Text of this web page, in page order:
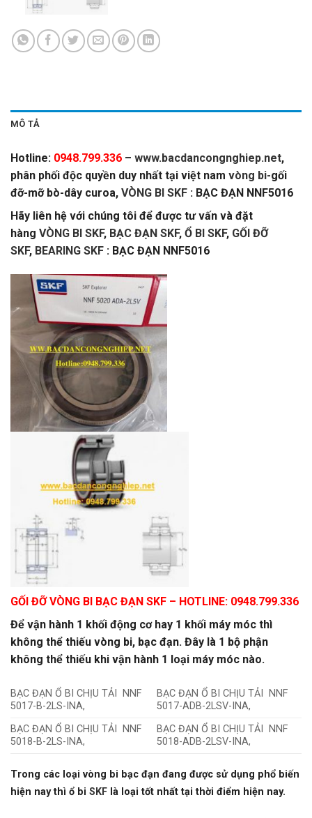
MÔ TẢ
Hotline: 0948.799.336 – www.bacdancongnghiep.net,
phân phối độc quyền duy nhất tại việt nam vòng bi-gối
đỡ-mỡ bò-dây curoa, VÒNG BI SKF : BẠC ĐẠN NNF5016
Hãy liên hệ với chúng tôi để được tư vấn và đặt
hàng VÒNG BI SKF, BẠC ĐẠN SKF, Ổ BI SKF, GỐI ĐỠ
SKF, BEARING SKF : BẠC ĐẠN NNF5016
GỐI ĐỠ VÒNG BI BẠC ĐẠN SKF – HOTLINE: 0948.799.336
Để vận hành 1 khối động cơ hay 1 khối máy móc thì
không thể thiếu vòng bi, bạc đạn. Đây là 1 bộ phận
không thể thiếu khi vận hành 1 loại máy móc nào.
BẠC ĐẠN Ổ BI CHỊU TẢI NNF
5017-B-2LS-INA,
BẠC ĐẠN Ổ BI CHỊU TẢI NNF
5017-ADB-2LSV-INA,
BẠC ĐẠN Ổ BI CHỊU TẢI NNF
5018-B-2LS-INA,
BẠC ĐẠN Ổ BI CHỊU TẢI NNF
5018-ADB-2LSV-INA,
Trong các loại vòng bi bạc đạn đang được sử dụng phổ biến
hiện nay thì ổ bi SKF là loại tốt nhất tại thời điểm hiện nay.